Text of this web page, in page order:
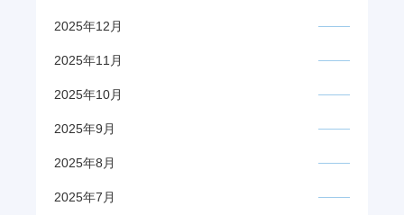
2025年12月
2025年11月
2025年10月
2025年9月
2025年8月
2025年7月